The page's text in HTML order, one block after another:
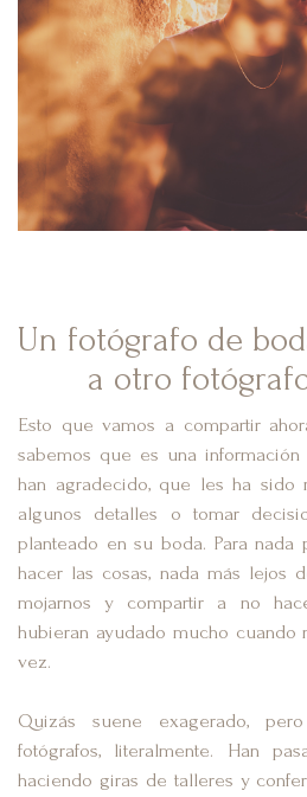
Un fotógrafo de
a otro
Esto que vamos a compartir
sabemos que es una
han agradecido, que les ha sido
algunos detalles o tomar
planteado en su boda. Para nada
hacer las cosas, nada más lejos
mojarnos y compartir a no
hubieran ayudado mucho cuando
vez.
Quizás suene exagerado,
fotógrafos, literalmente. Han
haciendo giras de talleres y